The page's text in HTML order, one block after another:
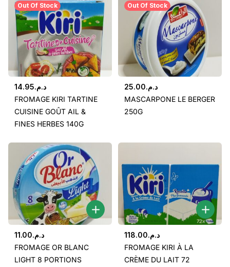
Out Of Stock
د.م.14.95
FROMAGE KIRI TARTINE
CUISINE GOÛT AIL &
FINES HERBES 140G
Out Of Stock
د.م.25.00
MASCARPONE LE BERGER
250G
د.م.11.00
FROMAGE OR BLANC
LIGHT 8 PORTIONS
د.م.118.00
FROMAGE KIRI À LA
CRÈME DU LAIT 72